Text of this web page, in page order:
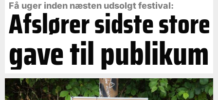
Få uger inden næsten udsolgt festival:
Afslører sidste store
gave til publikum